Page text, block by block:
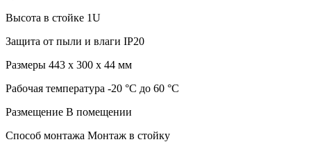
Высота в стойке 1U
Защита от пыли и влаги IP20
Размеры 443 x 300 x 44 мм
Рабочая температура -20 °C до 60 °C
Размещение В помещении
Способ монтажа Монтаж в стойку